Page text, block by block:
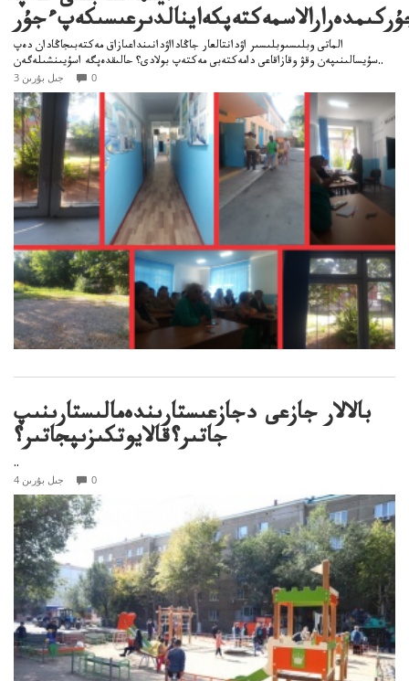
الماتى وبلىسىوبلىسىر اۋدانتالعار جاڭادااۋدانىنداعىازاق مەكتەبىجاڭادان دەپ
سۇيسالىنىپەن وقۋ وقازاقاعى دامەكتەبى مەكتەپ بولادى؟ حالىقدەپگە اسۇيىنشىلەگەن..
3 جىل بۇرىن 0
بالالار جازعى دجازعىستارىندەمالىستارىنىپ
جاتىر؟قالايوتكىزىپجاتىر؟
..
4 جىل بۇرىن 0